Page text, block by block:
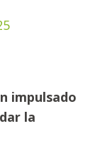
impulsado
la